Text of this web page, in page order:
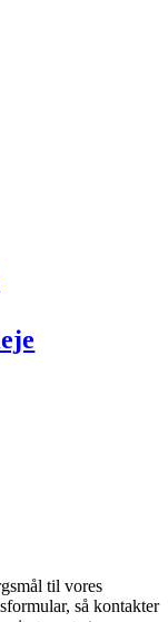
til vores
så kontakter